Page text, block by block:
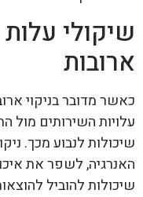
שיקולי עלות
ארובות
כאשר מדובר בניקוי
עלויות השירותים מול
שיכולות לנבוע מכך.
האנרגיה, לשפר את
שיכולות להוביל